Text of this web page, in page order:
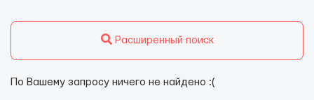
Расширенный поиск
По Вашему запросу ничего не найдено :(